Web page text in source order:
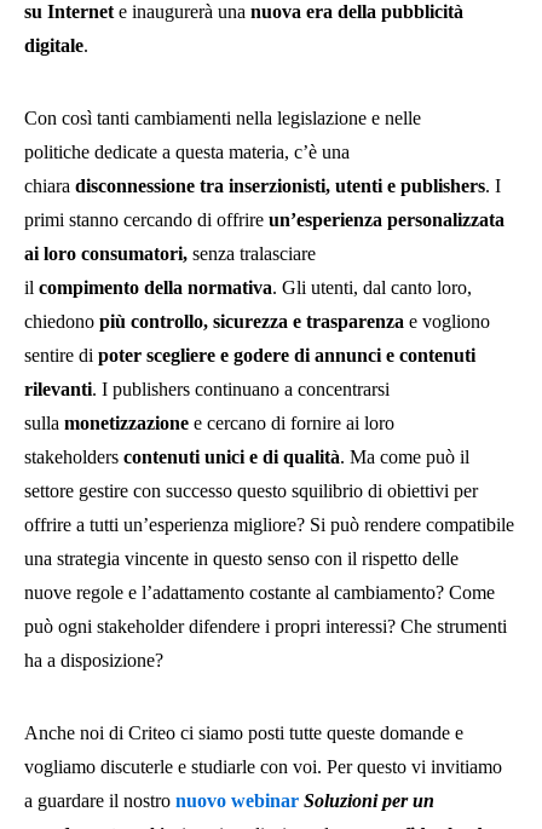
su Internet e inaugurerà una nuova era della pubblicità
digitale.
Con così tanti cambiamenti nella legislazione e nelle
politiche dedicate a questa materia, c’è una
chiara disconnessione tra inserzionisti, utenti e publishers. I
primi stanno cercando di offrire un’esperienza personalizzata
ai loro consumatori, senza tralasciare
il compimento della normativa. Gli utenti, dal canto loro,
chiedono più controllo, sicurezza e trasparenza e vogliono
sentire di poter scegliere e godere di annunci e contenuti
rilevanti. I publishers continuano a concentrarsi
sulla monetizzazione e cercano di fornire ai loro
stakeholders contenuti unici e di qualità. Ma come può il
settore gestire con successo questo squilibrio di obiettivi per
offrire a tutti un’esperienza migliore? Si può rendere compatibile
una strategia vincente in questo senso con il rispetto delle
nuove regole e l’adattamento costante al cambiamento? Come
può ogni stakeholder difendere i propri interessi? Che strumenti
ha a disposizione?
Anche noi di Criteo ci siamo posti tutte queste domande e
vogliamo discuterle e studiarle con voi. Per questo vi invitiamo
a guardare il nostro nuovo webinar Soluzioni per un